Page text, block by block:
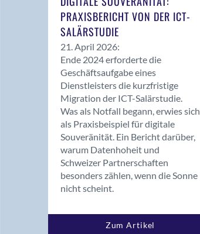
PRAXISBERICHT VON DER ICT-
SALÄRSTUDIE
21. April 2026:
Ende 2024 erforderte die
Geschäftsaufgabe eines
Dienstleisters die kurzfristige
Migration der ICT-Salärstudie.
Was als Notfall begann, erwies sich
als Praxisbeispiel für digitale
Souveränität. Ein Bericht darüber,
warum Datenhoheit und
Schweizer Partnerschaften
besonders zählen, wenn die Sonne
nicht scheint.
Zum Artikel